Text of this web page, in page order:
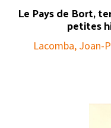
Le Pays de Bort,
petites
Lacomba, Joan-